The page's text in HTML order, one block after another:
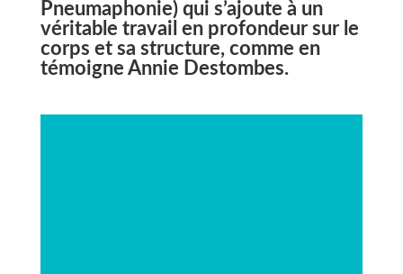
Pneumaphonie) qui s’ajoute à un
véritable travail en profondeur sur le
corps et sa structure, comme en
témoigne Annie Destombes.